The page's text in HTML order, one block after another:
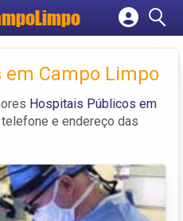
empresa
contaCampo Limpo
Hospitais Públicos em
e endereço das